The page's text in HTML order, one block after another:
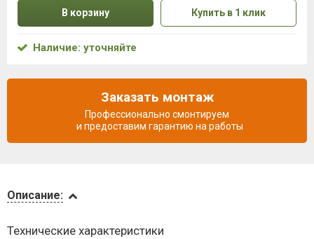
и оплата
Описание:
Технические характеристики
В корзину Купить в 1 клик
Наличие: уточняйте
Заказать монтаж
Профессионально смонтируем
и предоставим гарантию на работы